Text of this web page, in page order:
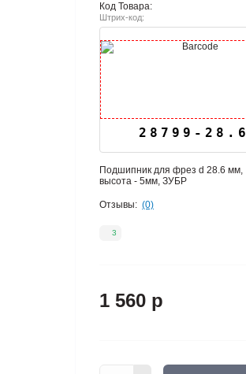
Код Товара:
Штрих-код:
28799-28.6
Подшипник для фрез d 28.6 мм,
высота - 5мм, ЗУБР
Отзывы: (0)
3
1 560 р